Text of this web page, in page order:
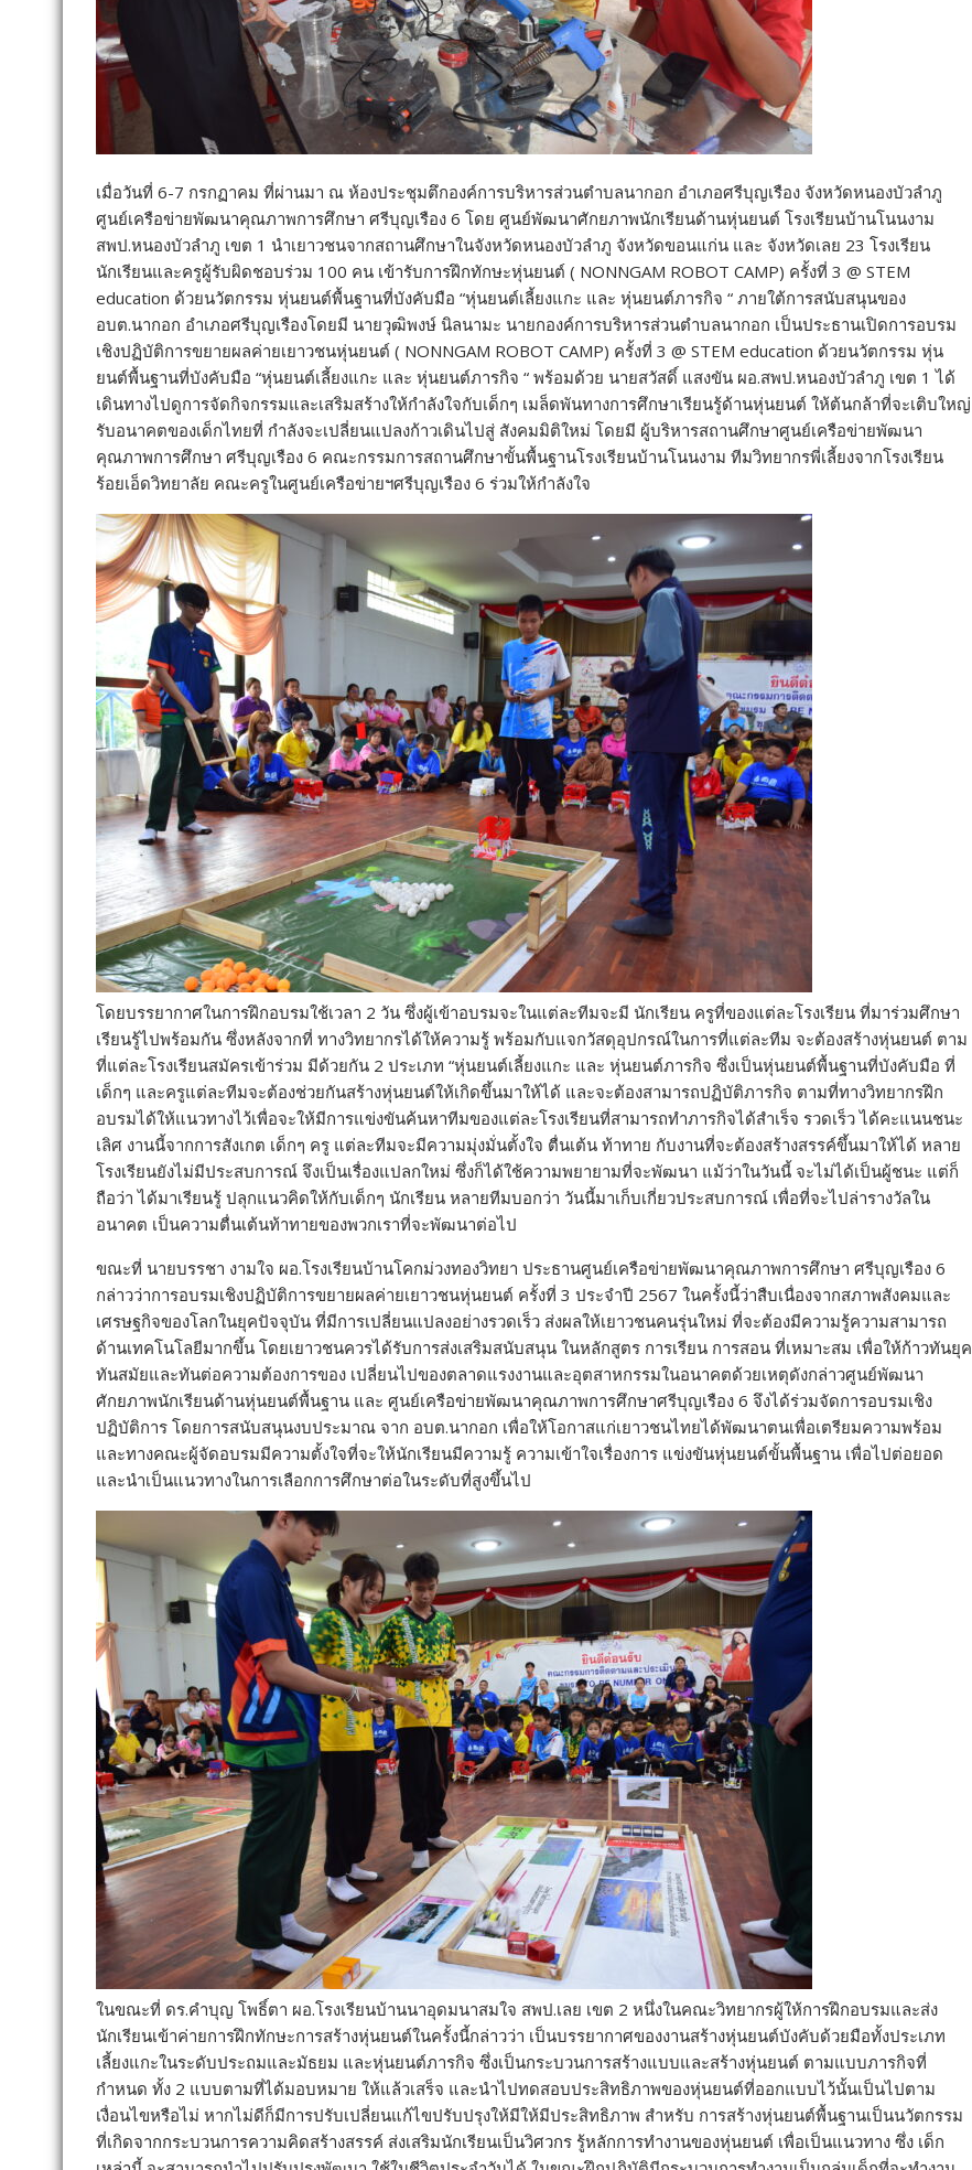
เมื่อวันที่ 6-7 กรกฏาคม ที่ผ่านมา ณ ห้องประชุมตึกองค์การบริหารส่วนตำบลนากอก อำเภอศรีบุญเรือง จังหวัดหนองบัวลำภู
ศูนย์เครือข่ายพัฒนาคุณภาพการศึกษา ศรีบุญเรือง 6 โดย ศูนย์พัฒนาศักยภาพนักเรียนด้านหุ่นยนต์ โรงเรียนบ้านโนนงาม
สพป.หนองบัวลำภู เขต 1 นำเยาวชนจากสถานศึกษาในจังหวัดหนองบัวลำภู จังหวัดขอนแก่น และ จังหวัดเลย 23 โรงเรียน
นักเรียนและครูผู้รับผิดชอบร่วม 100 คน เข้ารับการฝึกทักษะหุ่นยนต์ ( NONNGAM ROBOT CAMP) ครั้งที่ 3 @ STEM
education ด้วยนวัตกรรม หุ่นยนต์พื้นฐานที่บังคับมือ “หุ่นยนต์เลี้ยงแกะ และ หุ่นยนต์ภารกิจ “ ภายใต้การสนับสนุนของ
อบต.นากอก อำเภอศรีบุญเรืองโดยมี นายวุฒิพงษ์ นิลนามะ นายกองค์การบริหารส่วนตำบลนากอก เป็นประธานเปิดการอบรม
เชิงปฏิบัติการขยายผลค่ายเยาวชนหุ่นยนต์ ( NONNGAM ROBOT CAMP) ครั้งที่ 3 @ STEM education ด้วยนวัตกรรม หุ่น
ยนต์พื้นฐานที่บังคับมือ “หุ่นยนต์เลี้ยงแกะ และ หุ่นยนต์ภารกิจ “ พร้อมด้วย นายสวัสดิ์ แสงขัน ผอ.สพป.หนองบัวลำภู เขต 1 ได้
เดินทางไปดูการจัดกิจกรรมและเสริมสร้างให้กำลังใจกับเด็กๆ เมล็ดพันทางการศึกษาเรียนรู้ด้านหุ่นยนต์ ให้ต้นกล้าที่จะเติบใหญ่
รับอนาคตของเด็กไทยที่ กำลังจะเปลี่ยนแปลงก้าวเดินไปสู่ สังคมมิติใหม่ โดยมี ผู้บริหารสถานศึกษาศูนย์เครือข่ายพัฒนา
คุณภาพการศึกษา ศรีบุญเรือง 6 คณะกรรมการสถานศึกษาขั้นพื้นฐานโรงเรียนบ้านโนนงาม ทีมวิทยากรพี่เลี้ยงจากโรงเรียน
ร้อยเอ็ดวิทยาลัย คณะครูในศูนย์เครือข่ายฯศรีบุญเรือง 6 ร่วมให้กำลังใจ
โดยบรรยากาศในการฝึกอบรมใช้เวลา 2 วัน ซึ่งผู้เข้าอบรมจะในแต่ละทีมจะมี นักเรียน ครูที่ของแต่ละโรงเรียน ที่มาร่วมศึกษา
เรียนรู้ไปพร้อมกัน ซึ่งหลังจากที่ ทางวิทยากรได้ให้ความรู้ พร้อมกับแจกวัสดุอุปกรณ์ในการที่แต่ละทีม จะต้องสร้างหุ่นยนต์ ตาม
ที่แต่ละโรงเรียนสมัครเข้าร่วม มีด้วยกัน 2 ประเภท “หุ่นยนต์เลี้ยงแกะ และ หุ่นยนต์ภารกิจ ซึ่งเป็นหุ่นยนต์พื้นฐานที่บังคับมือ ที่
เด็กๆ และครูแต่ละทีมจะต้องช่วยกันสร้างหุ่นยนต์ให้เกิดขึ้นมาให้ได้ และจะต้องสามารถปฏิบัติภารกิจ ตามที่ทางวิทยากรฝึก
อบรมได้ให้แนวทางไว้เพื่อจะให้มีการแข่งขันค้นหาทีมของแต่ละโรงเรียนที่สามารถทำภารกิจได้สำเร็จ รวดเร็ว ได้คะแนนชนะ
เลิศ งานนี้จากการสังเกต เด็กๆ ครู แต่ละทีมจะมีความมุ่งมั่นตั้งใจ ตื่นเต้น ท้าทาย กับงานที่จะต้องสร้างสรรค์ขึ้นมาให้ได้ หลาย
โรงเรียนยังไม่มีประสบการณ์ จึงเป็นเรื่องแปลกใหม่ ซึ่งก็ได้ใช้ความพยายามที่จะพัฒนา แม้ว่าในวันนี้ จะไม่ได้เป็นผู้ชนะ แต่ก็
ถือว่า ได้มาเรียนรู้ ปลุกแนวคิดให้กับเด็กๆ นักเรียน หลายทีมบอกว่า วันนี้มาเก็บเกี่ยวประสบการณ์ เพื่อที่จะไปล่ารางวัลใน
อนาคต เป็นความตื่นเต้นท้าทายของพวกเราที่จะพัฒนาต่อไป
ขณะที่ นายบรรชา งามใจ ผอ.โรงเรียนบ้านโคกม่วงทองวิทยา ประธานศูนย์เครือข่ายพัฒนาคุณภาพการศึกษา ศรีบุญเรือง 6
กล่าวว่าการอบรมเชิงปฏิบัติการขยายผลค่ายเยาวชนหุ่นยนต์ ครั้งที่ 3 ประจำปี 2567 ในครั้งนี้ว่าสืบเนื่องจากสภาพสังคมและ
เศรษฐกิจของโลกในยุคปัจจุบัน ที่มีการเปลี่ยนแปลงอย่างรวดเร็ว ส่งผลให้เยาวชนคนรุ่นใหม่ ที่จะต้องมีความรู้ความสามารถ
ด้านเทคโนโลยีมากขึ้น โดยเยาวชนควรได้รับการส่งเสริมสนับสนุน ในหลักสูตร การเรียน การสอน ที่เหมาะสม เพื่อให้ก้าวทันยุค
ทันสมัยและทันต่อความต้องการของ เปลี่ยนไปของตลาดแรงงานและอุตสาหกรรมในอนาคตด้วยเหตุดังกล่าวศูนย์พัฒนา
ศักยภาพนักเรียนด้านหุ่นยนต์พื้นฐาน และ ศูนย์เครือข่ายพัฒนาคุณภาพการศึกษาศรีบุญเรือง 6 จึงได้ร่วมจัดการอบรมเชิง
ปฏิบัติการ โดยการสนับสนุนงบประมาณ จาก อบต.นากอก เพื่อให้โอกาสแก่เยาวชนไทยได้พัฒนาตนเพื่อเตรียมความพร้อม
และทางคณะผู้จัดอบรมมีความตั้งใจที่จะให้นักเรียนมีความรู้ ความเข้าใจเรื่องการ แข่งขันหุ่นยนต์ขั้นพื้นฐาน เพื่อไปต่อยอด
และนำเป็นแนวทางในการเลือกการศึกษาต่อในระดับที่สูงขึ้นไป
ในขณะที่ ดร.คำบุญ โพธิ์ตา ผอ.โรงเรียนบ้านนาอุดมนาสมใจ สพป.เลย เขต 2 หนึ่งในคณะวิทยากรผู้ให้การฝึกอบรมและส่ง
นักเรียนเข้าค่ายการฝึกทักษะการสร้างหุ่นยนต์ในครั้งนี้กล่าวว่า เป็นบรรยากาศของงานสร้างหุ่นยนต์บังคับด้วยมือทั้งประเภท
เลี้ยงแกะในระดับประถมและมัธยม และหุ่นยนต์ภารกิจ ซึ่งเป็นกระบวนการสร้างแบบและสร้างหุ่นยนต์ ตามแบบภารกิจที่
กำหนด ทั้ง 2 แบบตามที่ได้มอบหมาย ให้แล้วเสร็จ และนำไปทดสอบประสิทธิภาพของหุ่นยนต์ที่ออกแบบไว้นั้นเป็นไปตาม
เงื่อนไขหรือไม่ หากไม่ดีก็มีการปรับเปลี่ยนแก้ไขปรับปรุงให้มีให้มีประสิทธิภาพ สำหรับ การสร้างหุ่นยนต์พื้นฐานเป็นนวัตกรรม
ที่เกิดจากกระบวนการความคิดสร้างสรรค์ ส่งเสริมนักเรียนเป็นวิศวกร รู้หลักการทำงานของหุ่นยนต์ เพื่อเป็นแนวทาง ซึ่ง เด็ก